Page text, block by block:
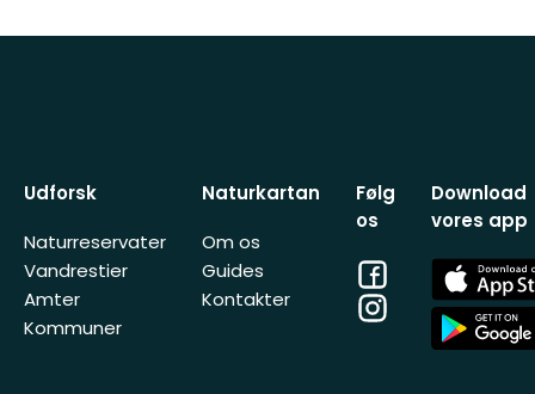
Udforsk
Naturreservater
Vandrestier
Amter
Kommuner
Naturkartan
Om os
Guides
Kontakter
Følg
os
Facebook
Instagram
Download
vores app
App
Store
App
Store